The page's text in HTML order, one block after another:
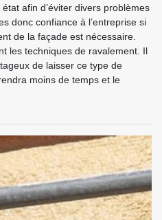
afin d’éviter divers problèmes
donc confiance à l’entreprise si
de la façade est nécessaire.
les techniques de ravalement. Il
de laisser ce type de
moins de temps et le